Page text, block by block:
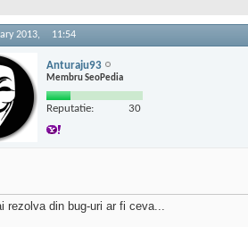
2013, 11:54
Anturaju93
Membru SeoPedia
Reputatie: 30
rezolva din bug-uri ar fi ceva...